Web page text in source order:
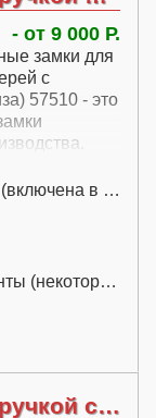
- от 9 000 Р.
замки для
с
57510 - это
Возможная стандартная фурнитура (включена в цену):
Возможные дополнительные элементы (некоторые за дополнительную плату):
Сувальдная Cisa 57665 с ручкой с перекодировкой